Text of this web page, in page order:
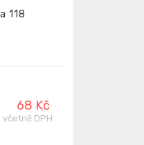
118
68 Kč
včetně DPH